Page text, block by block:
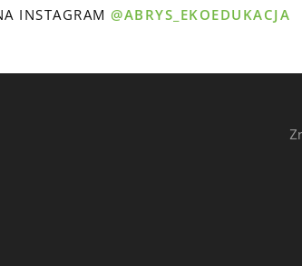
INSTAGRAM@ABRYS_EKOEDUKACJA